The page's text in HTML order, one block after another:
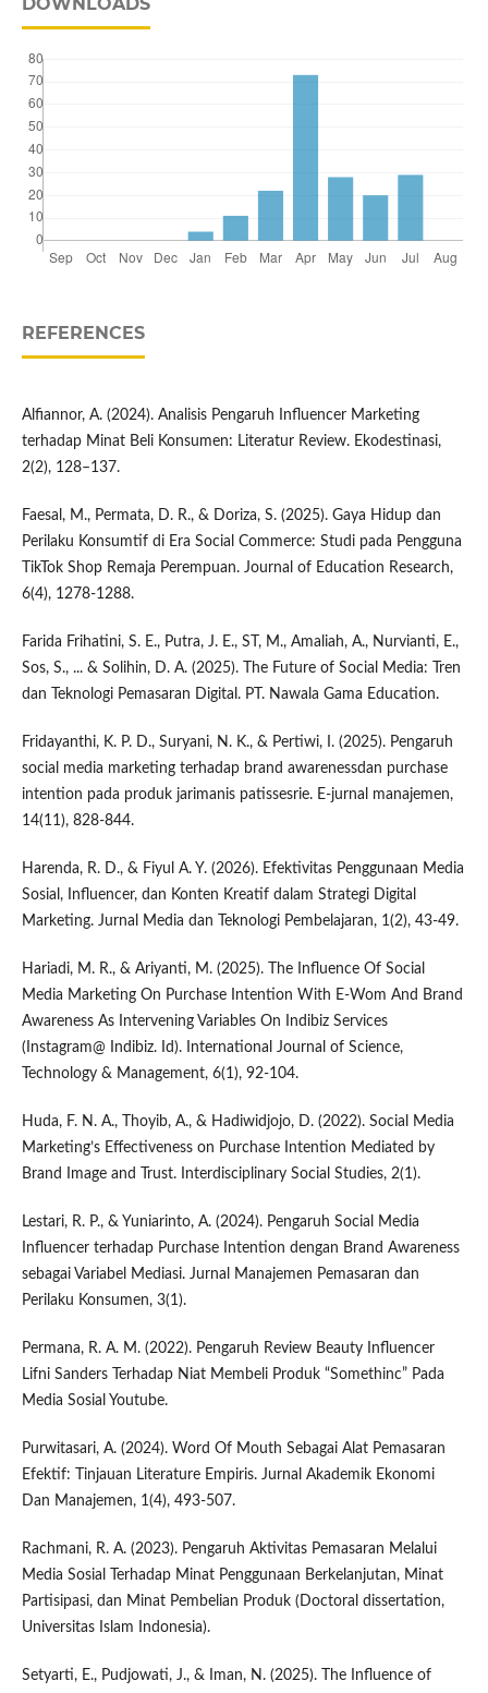
REFERENCES
Alfiannor, A. (2024). Analisis Pengaruh Influencer Marketing
terhadap Minat Beli Konsumen: Literatur Review. Ekodestinasi,
2(2), 128–137.
Faesal, M., Permata, D. R., & Doriza, S. (2025). Gaya Hidup dan
Perilaku Konsumtif di Era Social Commerce: Studi pada Pengguna
TikTok Shop Remaja Perempuan. Journal of Education Research,
6(4), 1278-1288.
Farida Frihatini, S. E., Putra, J. E., ST, M., Amaliah, A., Nurvianti, E.,
Sos, S., ... & Solihin, D. A. (2025). The Future of Social Media: Tren
dan Teknologi Pemasaran Digital. PT. Nawala Gama Education.
Fridayanthi, K. P. D., Suryani, N. K., & Pertiwi, I. (2025). Pengaruh
social media marketing terhadap brand awarenessdan purchase
intention pada produk jarimanis patissesrie. E-jurnal manajemen,
14(11), 828-844.
Harenda, R. D., & Fiyul A. Y. (2026). Efektivitas Penggunaan Media
Sosial, Influencer, dan Konten Kreatif dalam Strategi Digital
Marketing. Jurnal Media dan Teknologi Pembelajaran, 1(2), 43-49.
Hariadi, M. R., & Ariyanti, M. (2025). The Influence Of Social
Media Marketing On Purchase Intention With E-Wom And Brand
Awareness As Intervening Variables On Indibiz Services
(Instagram@ Indibiz. Id). International Journal of Science,
Technology & Management, 6(1), 92-104.
Huda, F. N. A., Thoyib, A., & Hadiwidjojo, D. (2022). Social Media
Marketing’s Effectiveness on Purchase Intention Mediated by
Brand Image and Trust. Interdisciplinary Social Studies, 2(1).
Lestari, R. P., & Yuniarinto, A. (2024). Pengaruh Social Media
Influencer terhadap Purchase Intention dengan Brand Awareness
sebagai Variabel Mediasi. Jurnal Manajemen Pemasaran dan
Perilaku Konsumen, 3(1).
Permana, R. A. M. (2022). Pengaruh Review Beauty Influencer
Lifni Sanders Terhadap Niat Membeli Produk “Somethinc” Pada
Media Sosial Youtube.
Purwitasari, A. (2024). Word Of Mouth Sebagai Alat Pemasaran
Efektif: Tinjauan Literature Empiris. Jurnal Akademik Ekonomi
Dan Manajemen, 1(4), 493-507.
Rachmani, R. A. (2023). Pengaruh Aktivitas Pemasaran Melalui
Media Sosial Terhadap Minat Penggunaan Berkelanjutan, Minat
Partisipasi, dan Minat Pembelian Produk (Doctoral dissertation,
Universitas Islam Indonesia).
Setyarti, E., Pudjowati, J., & Iman, N. (2025). The Influence of